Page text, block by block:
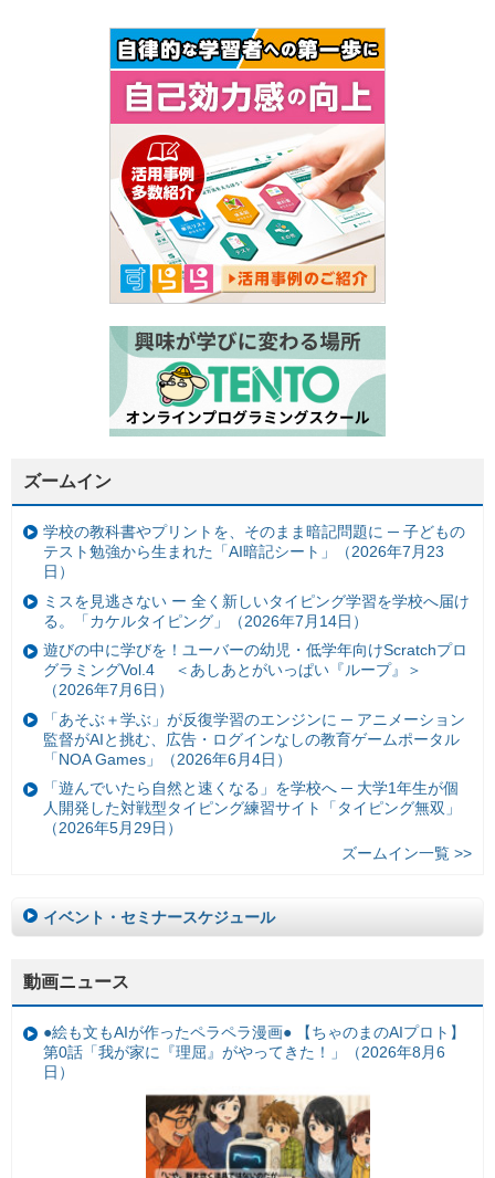
ズームイン
学校の教科書やプリントを、そのまま暗記問題に ─ 子どもの
テスト勉強から生まれた「AI暗記シート」（2026年7月23
日）
ミスを見逃さない ー 全く新しいタイピング学習を学校へ届け
る。「カケルタイピング」（2026年7月14日）
遊びの中に学びを！ユーバーの幼児・低学年向けScratchプロ
グラミングVol.4 ＜あしあとがいっぱい『ループ』＞
（2026年7月6日）
「あそぶ＋学ぶ」が反復学習のエンジンに ─ アニメーション
監督がAIと挑む、広告・ログインなしの教育ゲームポータル
「NOA Games」（2026年6月4日）
「遊んでいたら自然と速くなる」を学校へ ─ 大学1年生が個
人開発した対戦型タイピング練習サイト「タイピング無双」
（2026年5月29日）
ズームイン一覧 >>
イベント・セミナースケジュール
動画ニュース
●絵も文もAIが作ったペラペラ漫画● 【ちゃのまのAIプロト】
第0話「我が家に『理屈』がやってきた！」（2026年8月6
日）